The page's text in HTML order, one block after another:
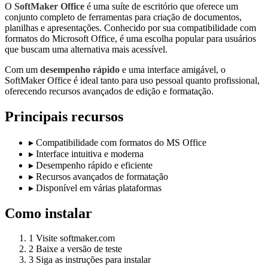
O SoftMaker Office é uma suíte de escritório que oferece um
conjunto completo de ferramentas para criação de documentos,
planilhas e apresentações. Conhecido por sua compatibilidade com
formatos do Microsoft Office, é uma escolha popular para usuários
que buscam uma alternativa mais acessível.
Com um desempenho rápido e uma interface amigável, o
SoftMaker Office é ideal tanto para uso pessoal quanto profissional,
oferecendo recursos avançados de edição e formatação.
Principais recursos
▸ Compatibilidade com formatos do MS Office
▸ Interface intuitiva e moderna
▸ Desempenho rápido e eficiente
▸ Recursos avançados de formatação
▸ Disponível em várias plataformas
Como instalar
1 Visite softmaker.com
2 Baixe a versão de teste
3 Siga as instruções para instalar